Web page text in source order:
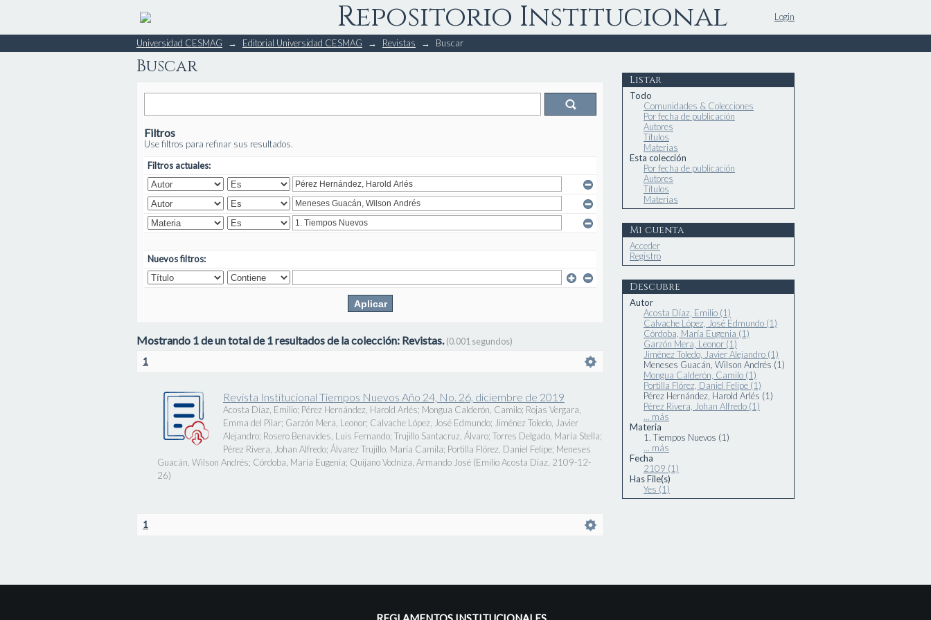
Repositorio Institucional
Buscar
Login
Universidad CESMAG → Editorial Universidad CESMAG → Revistas → Buscar
Buscar
Filtros
Use filtros para refinar sus resultados.
Filtros actuales:
Nuevos filtros:
Mostrando 1 de un total de 1 resultados de la colección: Revistas.(0.001 segundos)
1
Revista Institucional Tiempos Nuevos Año 24, No. 26, diciembre de 2019
Acosta Díaz, Emilio; Pérez Hernández, Harold Arlés; Mongua Calderón, Camilo; Rojas Vergara,
Emma del Pilar; Garzón Mera, Leonor; Calvache López, José Edmundo; Jiménez Toledo, Javier
Alejandro; Rosero Benavides, Luis Fernando; Trujillo Santacruz, Álvaro; Torres Delgado, María Stella;
Pérez Rivera, Johan Alfredo; Álvarez Trujillo, María Camila; Portilla Flórez, Daniel Felipe; Meneses
Guacán, Wilson Andrés; Córdoba, María Eugenia; Quijano Vodniza, Armando José (Emilio Acosta Díaz 2109-12-
26)
1
Listar
Todo
Comunidades & Colecciones
Por fecha de publicación
Autores
Títulos
Materias
Esta colección
Por fecha de publicación
Autores
Títulos
Materias
Mi cuenta
Acceder
Registro
Descubre
Autor
Acosta Díaz, Emilio (1)
Calvache López, José Edmundo (1)
Córdoba, María Eugenia (1)
Garzón Mera, Leonor (1)
Jiménez Toledo, Javier Alejandro (1)
Meneses Guacán, Wilson Andrés (1)
Mongua Calderón, Camilo (1)
Portilla Flórez, Daniel Felipe (1)
Pérez Hernández, Harold Arlés (1)
Pérez Rivera, Johan Alfredo (1)
... más
Materia
1. Tiempos Nuevos (1)
... más
Fecha
2109 (1)
Has File(s)
Yes (1)